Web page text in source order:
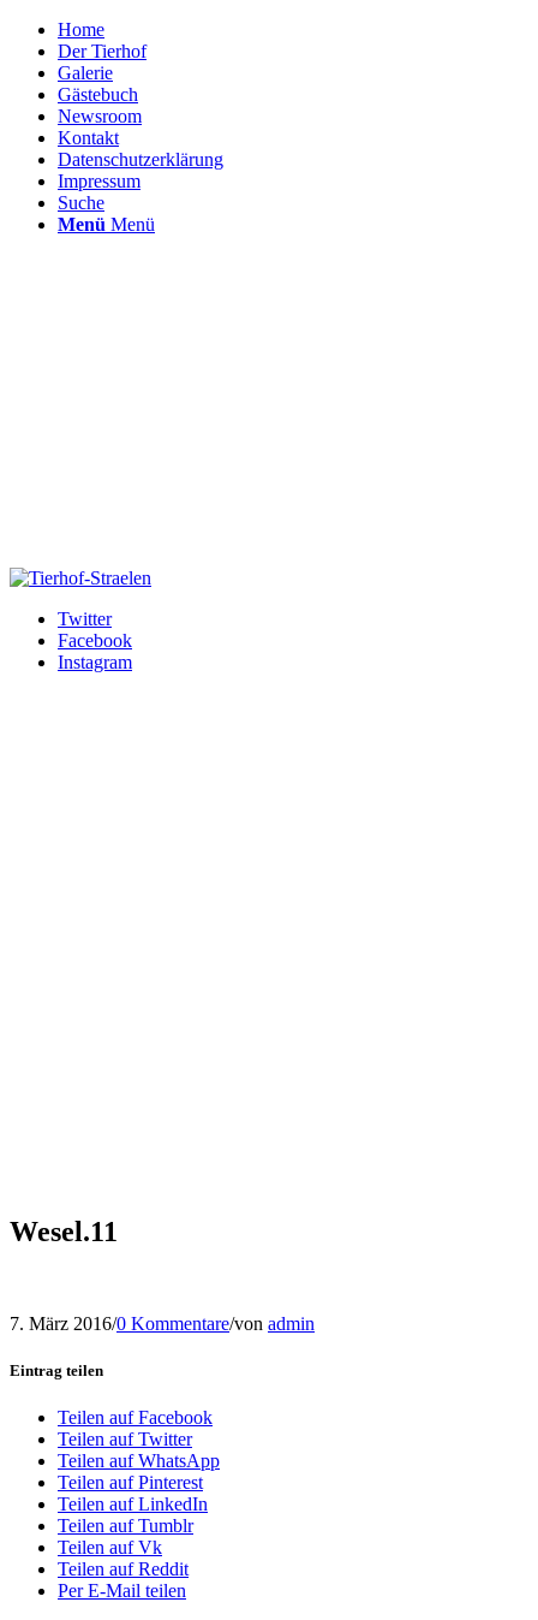
Home
Der Tierhof
Galerie
Gästebuch
Newsroom
Kontakt
Datenschutzerklärung
Impressum
Suche
Menü Menü
Twitter
Facebook
Instagram
Wesel.11
7. März 2016/0 Kommentare/von admin
Eintrag teilen
Teilen auf Facebook
Teilen auf Twitter
Teilen auf WhatsApp
Teilen auf Pinterest
Teilen auf LinkedIn
Teilen auf Tumblr
Teilen auf Vk
Teilen auf Reddit
Per E-Mail teilen